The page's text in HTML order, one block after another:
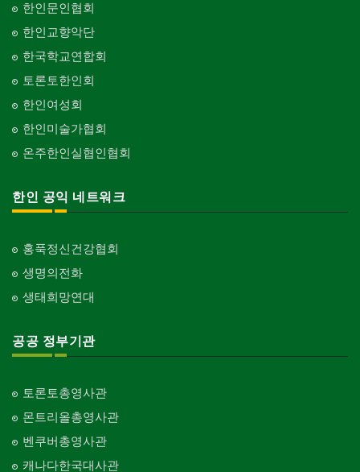
한인문인협회
한인교향악단
한국학교연합회
토론토한인회
한인여성회
한인미술가협회
온주한인실협인협회
한인 공익 네트워크
홍푹정신건강협회
생명의전화
생태희망연대
공공 정부기관
토론토총영사관
몬트리올총영사관
벤쿠버총영사관
캐나다한국대사관